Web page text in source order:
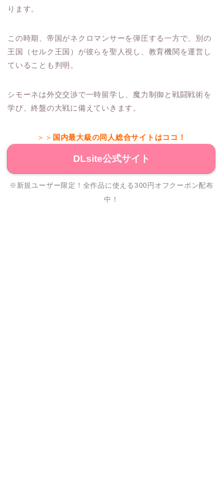
ります。
この時期、帝国がネクロマンサーを弾圧する一方で、別の
王国（セルク王国）が彼らを聖人視し、教育機関を運営し
ていることも判明。
シモーネは外交交渉で一時留学し、魔力制御と戦闘戦術を
学び、終盤の大戦に備えていきます。
＞＞ 国内最大級の同人総合サイトはココ！
DLsite公式サイト
※新規ユーザー限定！全作品に使える300円オフクーポン配布
中！